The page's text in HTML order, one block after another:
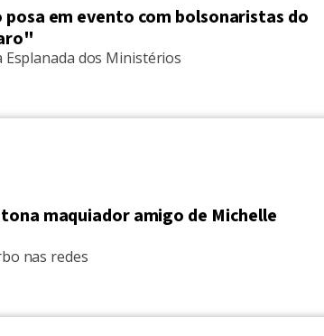
em evento com bolsonaristas do
dos Ministérios
maquiador amigo de Michelle
nas redes